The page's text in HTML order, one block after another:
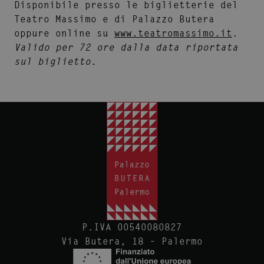
Disponibile presso le biglietterie del
Teatro Massimo e di Palazzo Butera
oppure online su www.teatromassimo.it .
Valido per 72 ore dalla data riportata
sul biglietto.
P.IVA 00540080827
Via Butera, 18 – Palermo